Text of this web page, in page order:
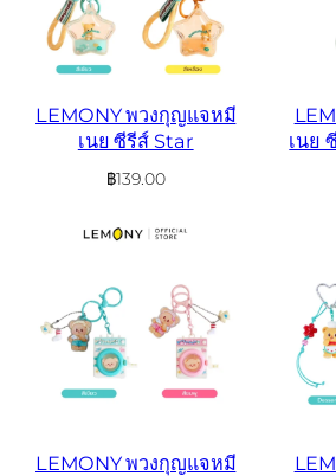
LEMONY พวงกุญแจหมี
เนย ซีรีส์ Star
฿139.00
เนย
LEMONY พวงกุญแจหมี